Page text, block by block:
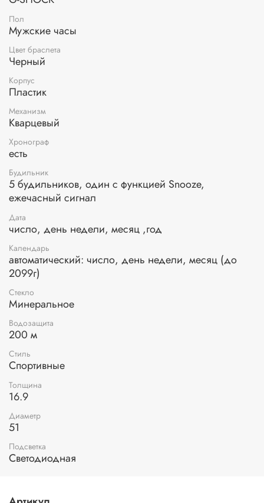
Пол
Мужские часы
Цвет браслета
Черный
Корпус
Пластик
Механизм
Кварцевый
Хронограф
есть
Будильник
5 будильников, один с функцией Snooze,
ежечасный сигнал
Дата
число, день недели, месяц ,год
Календарь
автоматический: число, день недели, месяц (до
2099г)
Стекло
Минеральное
Водозащита
200 м
Стиль
Спортивные
Толщина
16.9
Диаметр
51
Подсветка
Светодиодная